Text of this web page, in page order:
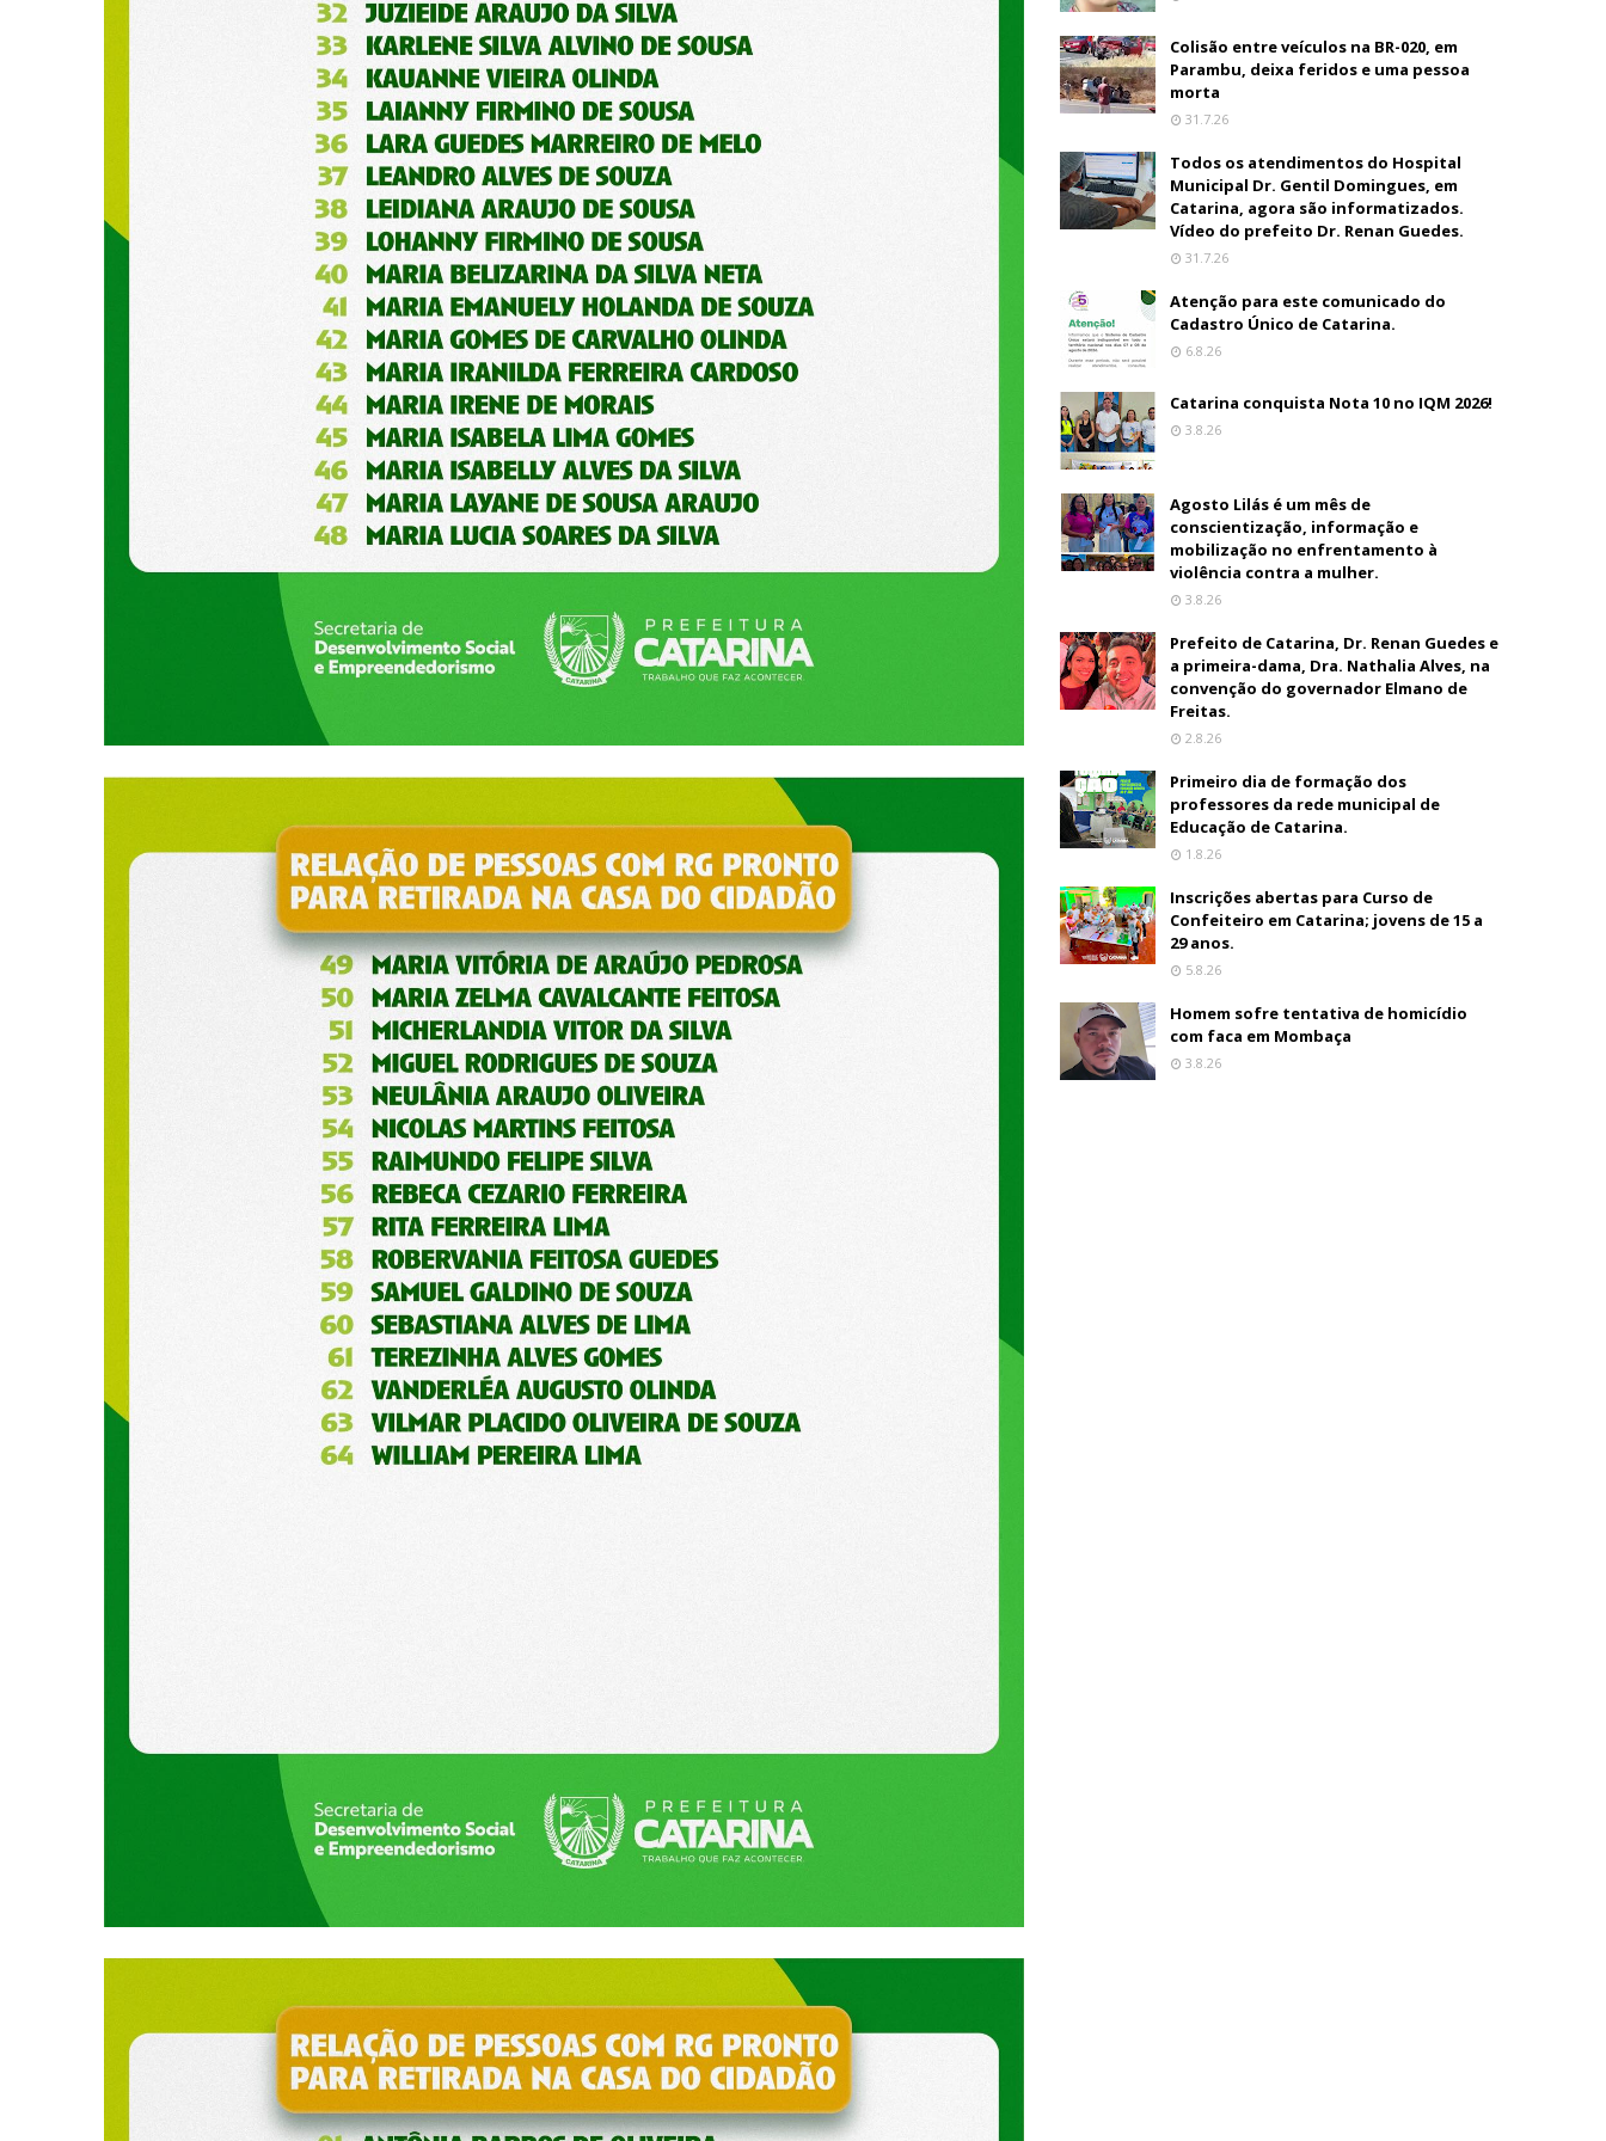
Colisão entre veículos na BR-020, em
Parambu, deixa feridos e uma pessoa
morta
31.7.26
Todos os atendimentos do Hospital
Municipal Dr. Gentil Domingues, em
Catarina, agora são informatizados.
Vídeo do prefeito Dr. Renan Guedes.
31.7.26
Atenção para este comunicado do
Cadastro Único de Catarina.
6.8.26
Catarina conquista Nota 10 no IQM 2026!
3.8.26
Agosto Lilás é um mês de
conscientização, informação e
mobilização no enfrentamento à
violência contra a mulher.
3.8.26
Prefeito de Catarina, Dr. Renan Guedes e
a primeira-dama, Dra. Nathalia Alves, na
convenção do governador Elmano de
Freitas.
2.8.26
Primeiro dia de formação dos
professores da rede municipal de
Educação de Catarina.
1.8.26
Inscrições abertas para Curso de
Confeiteiro em Catarina; jovens de 15 a
29 anos.
5.8.26
Homem sofre tentativa de homicídio
com faca em Mombaça
3.8.26